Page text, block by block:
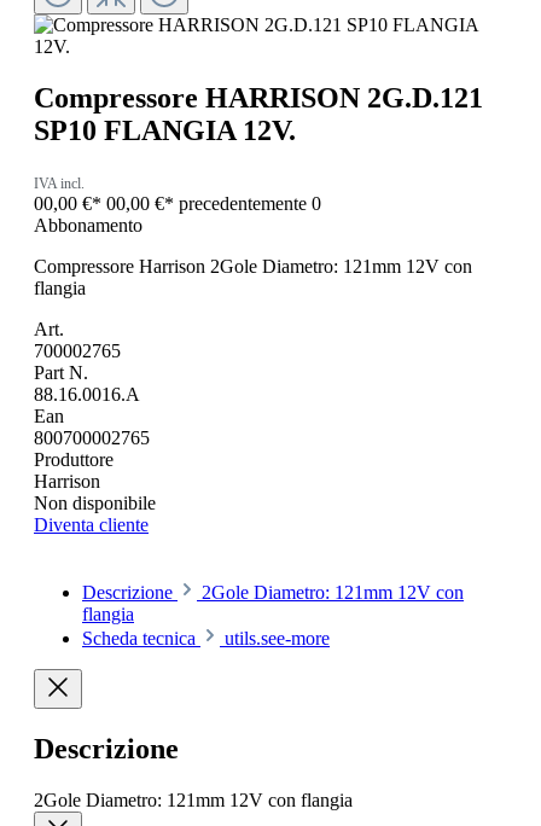
Compressore HARRISON 2G.D.121
SP10 FLANGIA 12V.
IVA incl.
00,00 €* 00,00 €* precedentemente 0
Abbonamento
Compressore Harrison 2Gole Diametro: 121mm 12V con
flangia
Art.
700002765
Part N.
88.16.0016.A
Ean
800700002765
Produttore
Harrison
Non disponibile
Diventa cliente
Descrizione
2Gole Diametro: 121mm 12V con
flangia
Scheda tecnica
utils.see-more
Descrizione
2Gole Diametro: 121mm 12V con flangia